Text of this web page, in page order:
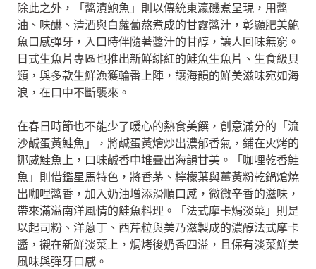
除此之外，「醬漬鮑魚」則以傳統東瀛磯煮呈現，用醬
油、味醂、清酒與白蘿蔔熬煮成的甘露醬汁，彰顯肥美鮑
魚口感彈牙，入口時伴隨著醬汁的甘醇，讓人回味無窮。
日式生魚片專區也推出新鮮緋紅的鮭魚生魚片、生食級貝
類，與多款生鮮漁獲輪番上陣，讓海韻的鮮美滋味宛如海
浪，在口中不斷襲來。
在春日時節也不能少了暖心的熱食美饌，創意滿分的「流
沙鹹蛋黃鮭魚」，將鹹蛋黃燴炒出濃郁香氣，鋪在火烤的
挪威鮭魚上，口味鹹香中堆疊出海韻甘美。「咖哩乾香鮭
魚」則借鑑星馬特色，將香茅、檸檬葉與薑黃粉乾鍋熗燒
出咖哩醬香，加入奶油增添滑順口感，微微辛香的滋味，
帶來滿溢南洋風情的鮭魚料理。「法式摩卡焗淡菜」則是
以起司粉、洋蔥丁、西芹粒與美乃滋製成的濃醇法式摩卡
醬，襯在新鮮淡菜上，焗烤後奶香四溢，且保有淡菜鮮美
風味與彈牙口感。